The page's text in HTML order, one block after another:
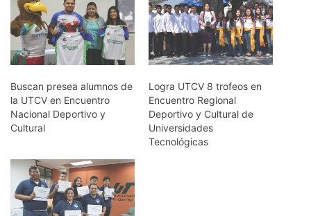
Buscan presea alumnos de
la UTCV en Encuentro
Nacional Deportivo y
Cultural
Logra UTCV 8 trofeos en
Encuentro Regional
Deportivo y Cultural de
Universidades
Tecnológicas